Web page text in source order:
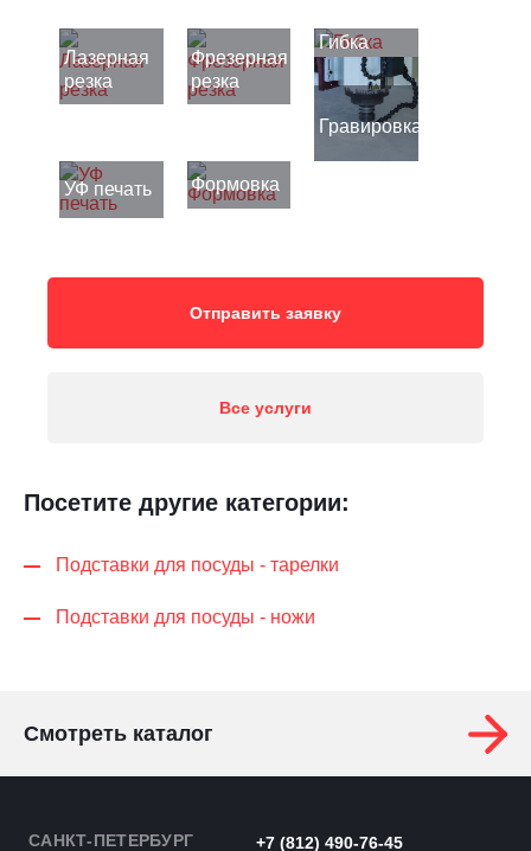
Лазерная
резка
Фрезерная
резка
Гибка
Гравировка
УФ печать Формовка
Отправить заявку
Все услуги
Посетите другие категории:
Подставки для посуды - тарелки
Подставки для посуды - ножи
Смотреть каталог
САНКТ-ПЕТЕРБУРГ +7 (812) 490-76-45